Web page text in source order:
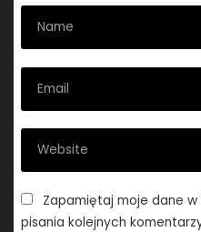
Zapamiętaj moje dane
pisania kolejnych